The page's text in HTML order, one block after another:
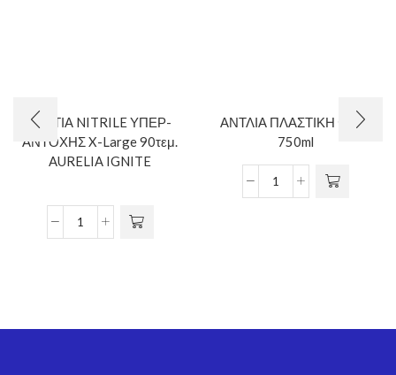
ΓΑΝΤΙΑ NITRILE ΥΠΕΡ-
ΑΝΤΟΧΗΣ X-Large 90τεμ.
AURELIA IGNITE
ΑΝΤΛΙΑ ΠΛΑΣΤΙΚΗ ΦΙΜΕ
750ml